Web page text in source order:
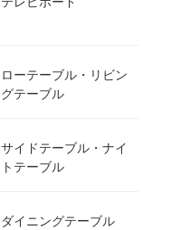
ローテーブル・リビン
グテーブル
サイドテーブル・ナイ
トテーブル
ダイニングテーブル